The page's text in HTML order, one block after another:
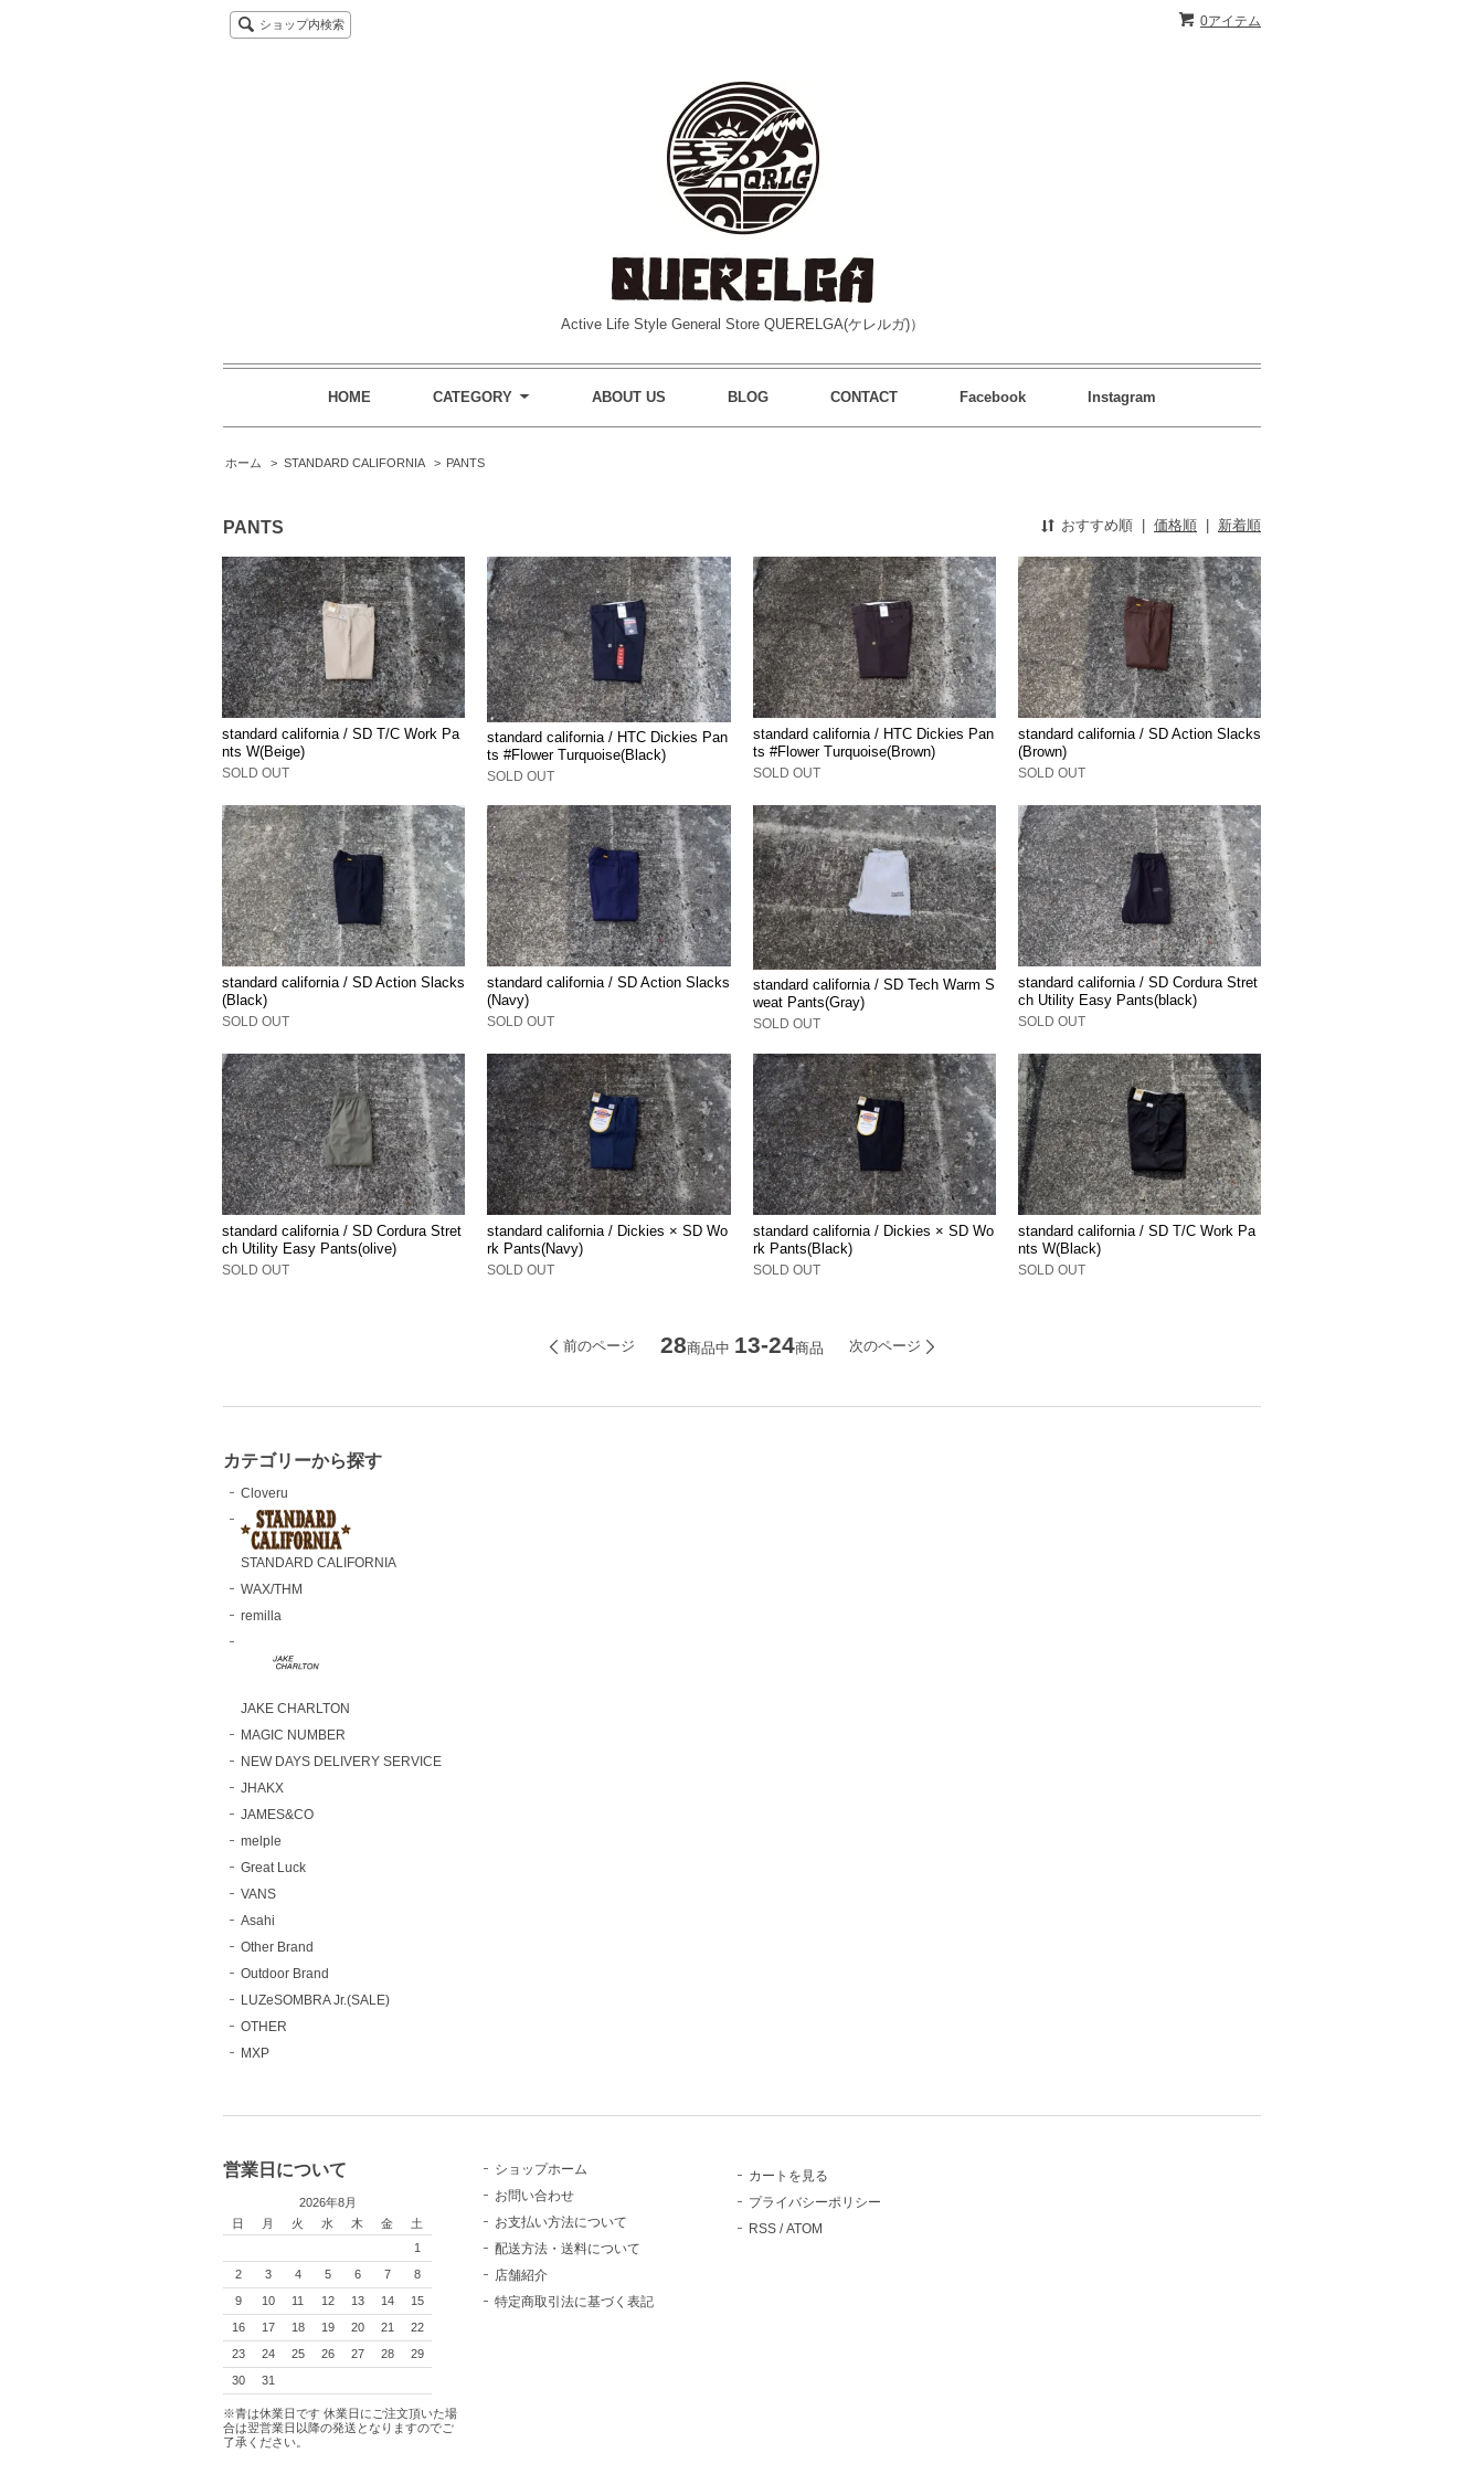
0アイテム
ショップ内検索
Active Life Style General Store QUERELGA(ケレルガ)）
HOME CATEGORY ABOUT US BLOG CONTACT Facebook Instagram
ホーム > STANDARD CALIFORNIA > PANTS
PANTS おすすめ順 | 価格順 | 新着順
standard california / SD T/C Work Pa
nts W(Beige)
SOLD OUT
standard california / HTC Dickies Pan
ts #Flower Turquoise(Black)
SOLD OUT
standard california / HTC Dickies Pan
ts #Flower Turquoise(Brown)
SOLD OUT
standard california / SD Action Slacks
(Brown)
SOLD OUT
standard california / SD Action Slacks
(Black)
SOLD OUT
standard california / SD Action Slacks
(Navy)
SOLD OUT
standard california / SD Tech Warm S
weat Pants(Gray)
SOLD OUT
standard california / SD Cordura Stret
ch Utility Easy Pants(black)
SOLD OUT
standard california / SD Cordura Stret
ch Utility Easy Pants(olive)
SOLD OUT
standard california / Dickies × SD Wo
rk Pants(Navy)
SOLD OUT
standard california / Dickies × SD Wo
rk Pants(Black)
SOLD OUT
standard california / SD T/C Work Pa
nts W(Black)
SOLD OUT
前のページ 28商品中 13-24商品 次のページ
カテゴリーから探す
Cloveru
STANDARD CALIFORNIA
WAX/THM
remilla
JAKE CHARLTON
MAGIC NUMBER
NEW DAYS DELIVERY SERVICE
JHAKX
JAMES&CO
melple
Great Luck
VANS
Asahi
Other Brand
Outdoor Brand
LUZeSOMBRA Jr.(SALE)
OTHER
MXP
営業日について
2026年8月
日
月 火 水 木 金
土
1
2
3 4 5 6 7
8
9
10 11 12 13 14
15
16
17 18 19 20 21
22
23
24 25 26 27 28
29
30
31
※青は休業日です 休業日にご注文頂いた場
合は翌営業日以降の発送となりますのでご
了承ください。
ショップホーム
お問い合わせ
お支払い方法について
配送方法・送料について
店舗紹介
特定商取引法に基づく表記
カートを見る
プライバシーポリシー
RSS /ATOM